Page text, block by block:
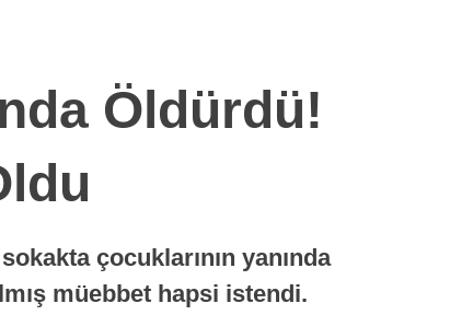
Tercih Robotu (Lisans)
Öldürdü!
çocuklarının yanında
müebbet hapsi istendi.